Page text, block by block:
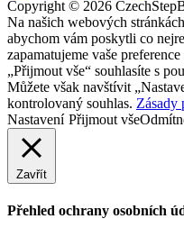
Copyright © 2026
Na našich webových
abychom vám poskytli co
zapamatujeme vaše
„Přijmout vše“ souhlasíte s
Můžete však navštívit
kontrolovaný souhlas. Zásady
Nastavení Přijmout vše
Zavřít
Přehled ochrany osobních